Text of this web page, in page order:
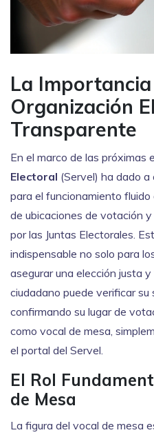
La
Organización
Transparente
En el marco de las próximas
Electoral (Servel) ha dado
para el funcionamiento
de ubicaciones de votación
por las Juntas Electorales.
indispensable no solo para
asegurar una elección justa
ciudadano puede verificar su
confirmando su lugar de
como vocal de mesa,
el portal del Servel.
El Rol
de Mesa
La figura del vocal de mesa